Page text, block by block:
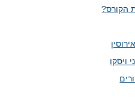
הקורס?
ויסקו